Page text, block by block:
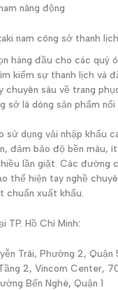
năng động
nam công sở thanh lịch
hàng đầu cho các quý
kiếm sự thanh lịch và
chuyên sâu về trang
sở là dòng sản phẩm nổi
sử dụng vải nhập khẩu
đảm bảo độ bền màu,
lần giặt. Các đường
thể hiện tay nghề
chuẩn xuất khẩu.
TP. Hồ Chí Minh:
Trãi, Phường 2, Quận
2, Vincom Center,
Bến Nghé, Quận 1